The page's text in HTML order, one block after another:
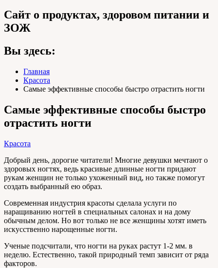
Сайт о продуктах, здоровом питании и
ЗОЖ
Вы здесь:
Главная
Красота
Самые эффективные способы быстро отрастить ногти
Самые эффективные способы быстро
отрастить ногти
Красота
Добрый день, дорогие читатели! Многие девушки мечтают о
здоровых ногтях, ведь красивые длинные ногти придают
рукам женщин не только ухоженный вид, но также помогут
создать выбранный ею образ.
Современная индустрия красоты сделала услуги по
наращиванию ногтей в специальных салонах и на дому
обычным делом. Но вот только не все женщины хотят иметь
искусственно нарощенные ногти.
Ученые подсчитали, что ногти на руках растут 1-2 мм. в
неделю. Естественно, такой природный темп зависит от ряда
факторов.